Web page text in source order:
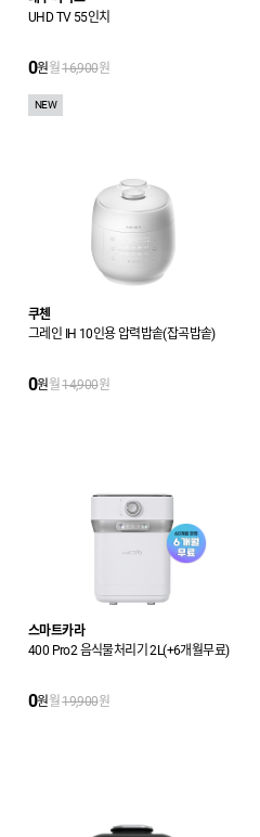
UHD TV 55인치
0원월16,900원
NEW
쿠첸
그레인 IH 10인용 압력밥솥(잡곡밥솥)
0원월14,900원
스마트카라
400 Pro2 음식물처리기 2L(+6개월무료)
0원월19,900원